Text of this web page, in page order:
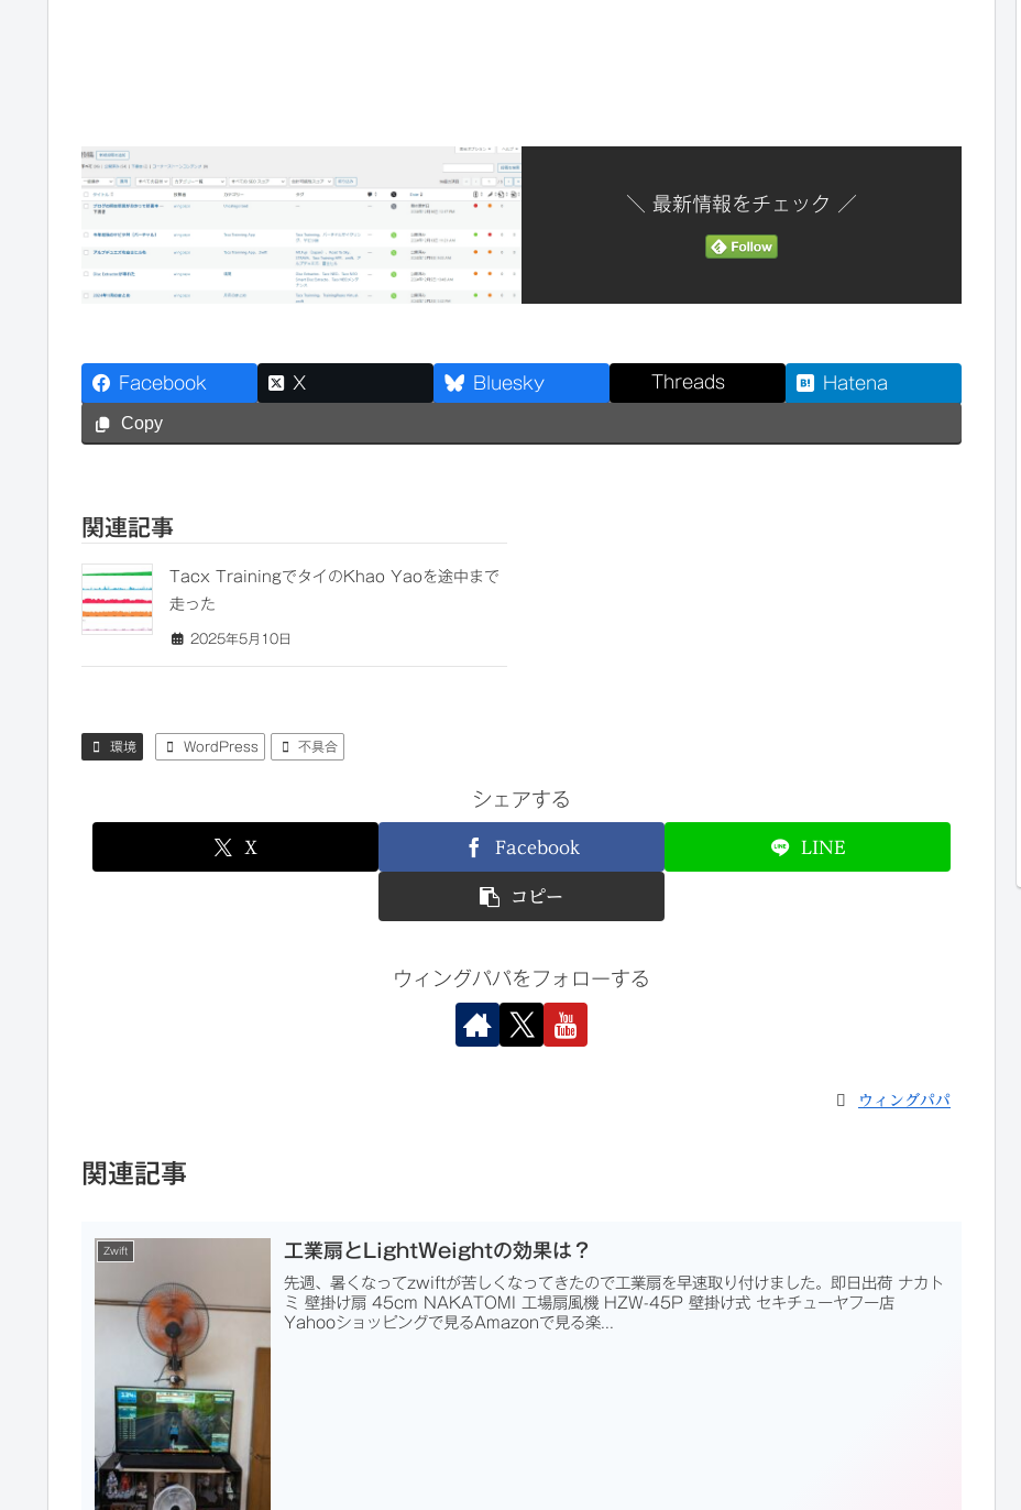
＼ 最新情報をチェック ／
Facebook X Bluesky Threads Hatena
Copy
関連記事
Tacx TrainingでタイのKhao Yaoを途中まで
走った
2025年5月10日
環境 WordPress 不具合
シェアする
X Facebook LINE
コピー
ウィングパパをフォローする
ウィングパパ
関連記事
Zwift 工業扇とLightWeightの効果は？
先週、暑くなってzwiftが苦しくなってきたので工業扇を早速取り付けました。即日出荷 ナカト
ミ 壁掛け扇 45cm NAKATOMI 工場扇風機 HZW-45P 壁掛け式 セキチューヤフー店
Yahooショッピングで見るAmazonで見る楽...